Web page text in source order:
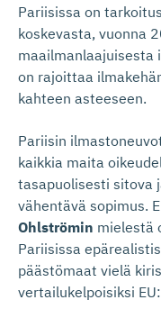
Pariisissa on
koskevasta, vuonna
maailmanlaajuisesta
on rajoittaa
kahteen asteeseen.
Pariisin
kaikkia maita
tasapuolisesti sitova
vähentävä sopimus.
Ohlströmin mielestä
Pariisissa
päästömaat vielä
vertailukelpoisiksi